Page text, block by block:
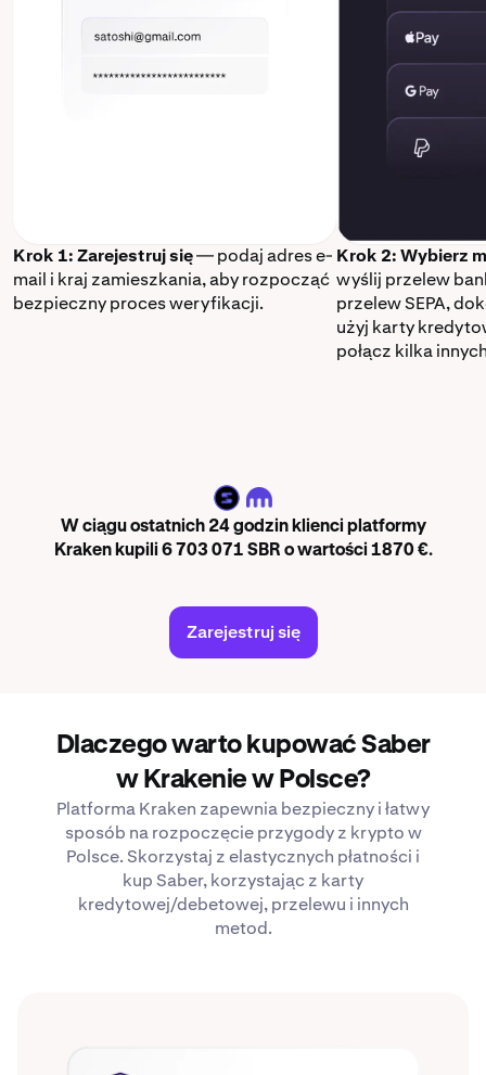
Krok 1: Zarejestruj się— podaj adres e-
mail i kraj zamieszkania, aby rozpocząć
bezpieczny proces weryfikacji.
Krok 2: Wybierz
wyślij przelew
przelew SEPA,
użyj karty
połącz kilka
SBR
W ciągu ostatnich 24 godzin klienci platformy
Kraken kupili 6 703 071 SBR o wartości 1870 €.
Zarejestruj się
Dlaczego warto kupować Saber
w Krakenie w Polsce?
Platforma Kraken zapewnia bezpieczny i łatwy
sposób na rozpoczęcie przygody z krypto w
Polsce. Skorzystaj z elastycznych płatności i
kup Saber, korzystając z karty
kredytowej/debetowej, przelewu i innych
metod.